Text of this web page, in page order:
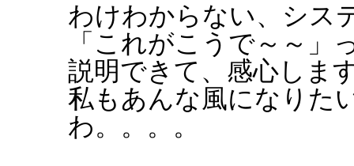
わけわからない、シス
「これがこうで～～」
説明できて、感心しま
私もあんな風になりた
わ。。。。